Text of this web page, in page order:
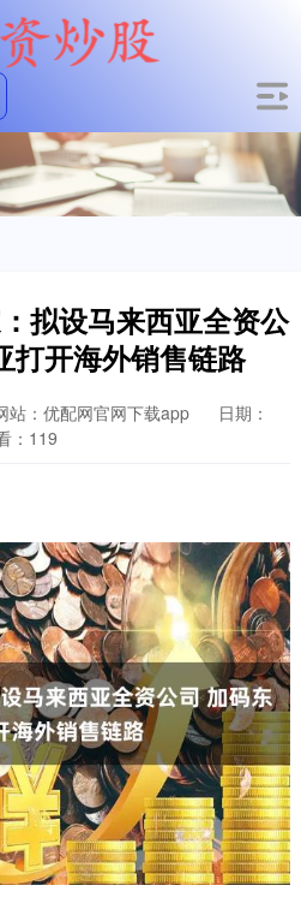
拟设马来西亚全资公
打开海外销售链路
站：优配网官网下载app
日期：
：119